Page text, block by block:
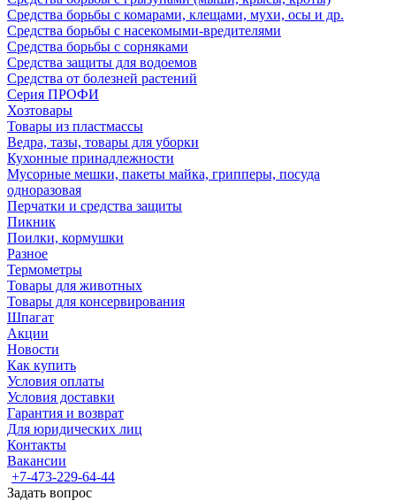
Средства борьбы с комарами, клещами, мухи, осы и др.
Средства борьбы с насекомыми-вредителями
Средства борьбы с сорняками
Средства защиты для водоемов
Средства от болезней растений
Серия ПРОФИ
Хозтовары
Товары из пластмассы
Ведра, тазы, товары для уборки
Кухонные принадлежности
Мусорные мешки, пакеты майка, грипперы, посуда
одноразовая
Перчатки и средства защиты
Пикник
Поилки, кормушки
Разное
Термометры
Товары для животных
Товары для консервирования
Шпагат
Акции
Новости
Как купить
Условия оплаты
Условия доставки
Гарантия и возврат
Для юридических лиц
Контакты
Вакансии
+7-473-229-64-44
Задать вопрос